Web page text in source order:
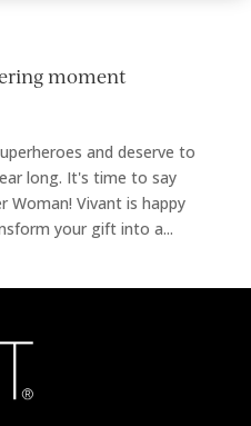
moment
and deserve to
long. It's time to say
Woman! Vivant is happy
your gift into a...